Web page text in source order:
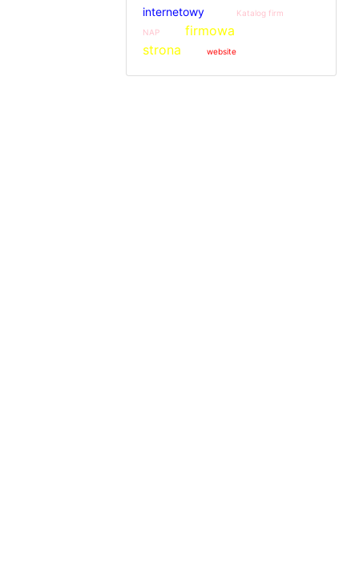
internetowy
Katalog firm
NAP
firmowa
strona
website